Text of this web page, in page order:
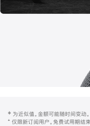
页
注
‡ 为近似值。金额可能随时间变动。
⁺ 仅限新订阅用户。免费试用期结